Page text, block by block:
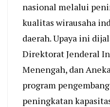
nasional melalui
kualitas wirausaha
daerah. Upaya ini
Direktorat Jenderal
Menengah, dan
program
peningkatan